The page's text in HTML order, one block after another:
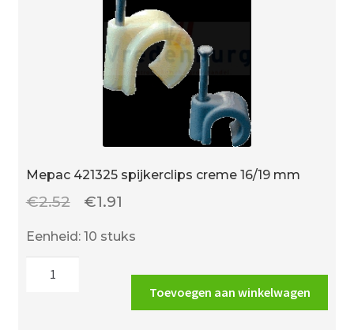
Mepac 421325 spijkerclips creme 16/19 mm
€2.52
Oorspronkelijke
€1.91
€1.91.
Eenheid: 10 stuks
Toevoegen aan winkelwagen